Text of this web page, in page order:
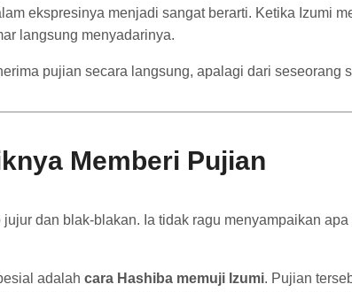
ekspresinya menjadi sangat berarti. Ketika Izumi
langsung menyadarinya.
pujian secara langsung, apalagi dari
Memberi Pujian
dan blak-blakan. Ia tidak ragu menyampaikan
adalah cara Hashiba memuji Izumi. Pujian